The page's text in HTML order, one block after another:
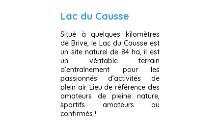
Lac du Causse
Situé à quelques kilomètres
de Brive, le Lac du Causse est
un site naturel de 84 ha, il est
un véritable terrain
d’entraînement pour les
passionnés d’activités de
plein air. Lieu de référence des
amateurs de pleine nature,
sportifs amateurs ou
confirmés !